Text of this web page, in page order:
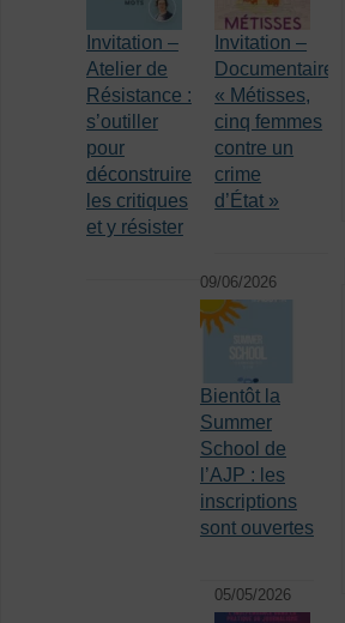
Invitation –
Atelier de
Résistance :
s’outiller
pour
déconstruire
les critiques
et y résister
Invitation –
Documentaire
« Métisses,
cinq femmes
contre un
crime
d’État »
09/06/2026
Bientôt la
Summer
School de
l’AJP : les
inscriptions
sont ouvertes
05/05/2026